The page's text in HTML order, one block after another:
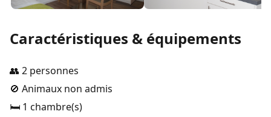
Caractéristiques & équipements
👥 2 personnes
🚫 Animaux non admis
🛏️ 1 chambre(s)